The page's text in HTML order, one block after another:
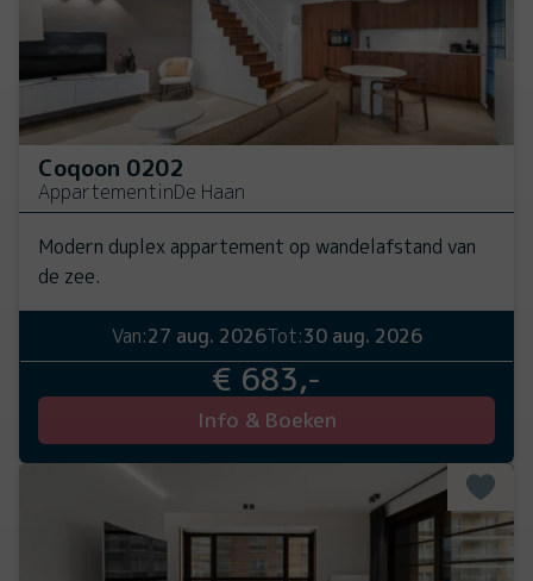
Coqoon 0202
AppartementinDe Haan
Modern duplex appartement op wandelafstand van
de zee.
Van:27 aug. 2026Tot:30 aug. 2026
€ 683,-
Info & Boeken